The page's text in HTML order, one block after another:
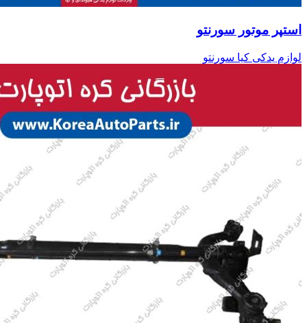
استپر موتور سورنتو
لوازم یدکی کیا سورنتو